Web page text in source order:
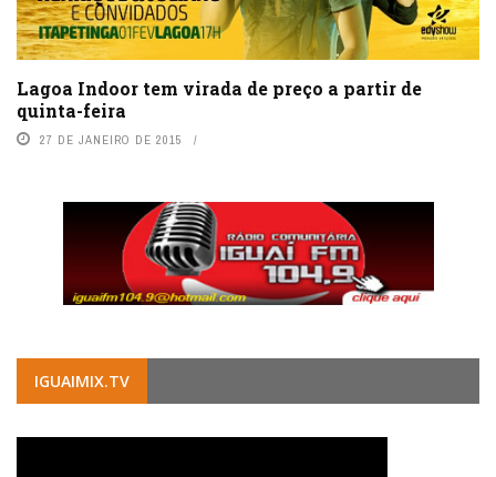
Lagoa Indoor tem virada de preço a partir de
quinta-feira
27 DE JANEIRO DE 2015
IGUAIMIX.TV